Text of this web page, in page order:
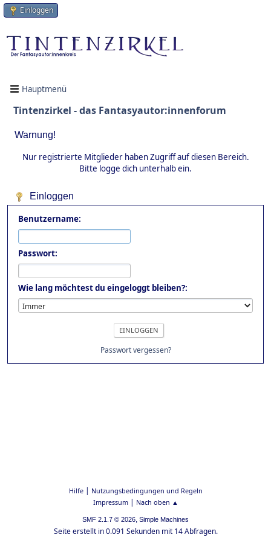
Einloggen
Hauptmenü
Tintenzirkel - das Fantasyautor:innenforum
Warnung!
Nur registrierte Mitglieder haben Zugriff auf diesen Bereich.
Bitte logge dich unterhalb ein.
Einloggen
Benutzername:
Passwort:
Wie lang möchtest du eingeloggt bleiben?:
Passwort vergessen?
Hilfe| Nutzungsbedingungen und Regeln
Impressum| Nach oben ▲
SMF 2.1.7 © 2026, Simple Machines
Seite erstellt in 0.091 Sekunden mit 14 Abfragen.